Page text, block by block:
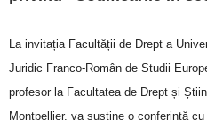
La invitația Facultății de Drept a
Juridic Franco-Român de Studii
profesor la Facultatea de Drept și
Montpellier, va susține o conferință